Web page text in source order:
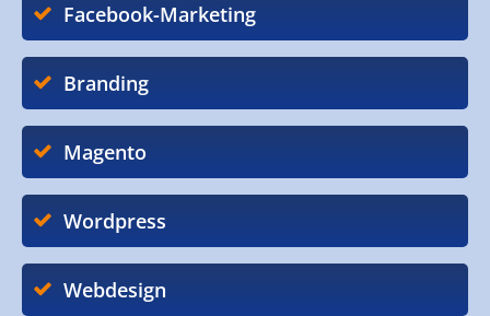
Facebook-Marketing
Branding
Magento
Wordpress
Webdesign